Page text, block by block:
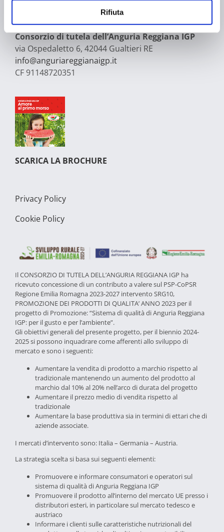
Rifiuta
Consorzio di tutela dell’Anguria Reggiana IGP
via Ospedaletto 6, 42044 Gualtieri RE
info@anguriareggianaigp.it
CF 91148720351
SCARICA LA BROCHURE
Privacy Policy
Cookie Policy
Il CONSORZIO DI TUTELA DELL’ANGURIA REGGIANA IGP ha
ricevuto concessione di un contributo a valere sul PSP-CoPSR
Regione Emilia Romagna 2023-2027 intervento SRG10,
PROMOZIONE DEI PRODOTTI DI QUALITA’ ANNO 2023 per il
progetto di Promozione: “Sistema di qualità di Anguria Reggiana
IGP: per il gusto e per l’ambiente”.
Gli obiettivi generali del presente progetto, per il biennio 2024-
2025 si possono inquadrare come afferenti allo sviluppo di
mercato e sono i seguenti:
Aumentare la vendita di prodotto a marchio rispetto al
tradizionale mantenendo un aumento del prodotto al
marchio dal 10% al 20% nell’arco di durata del progetto
Aumentare il prezzo medio di vendita rispetto al
tradizionale
Aumentare la base produttiva sia in termini di ettari che di
aziende associate.
I mercati d’intervento sono: Italia – Germania – Austria.
La strategia scelta si basa sui seguenti elementi:
Promuovere e informare consumatori e operatori sul
sistema di qualità di Anguria Reggiana IGP
Promuovere il prodotto all’interno del mercato UE presso i
distributori esteri, in particolare sul mercato tedesco e
austriaco
Informare i clienti sulle caratteristiche nutrizionali del